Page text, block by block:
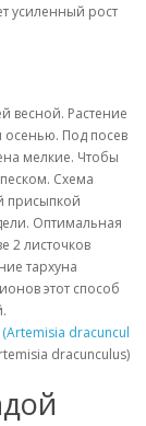
усиленный рост
весной. Растение
осенью. Под посев
мелкие. Чтобы
Схема
присыпкой
Оптимальная
2 листочков
тархуна
этот способ
dracunculus).